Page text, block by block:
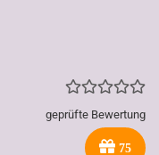
geprüfte Bewertung
75